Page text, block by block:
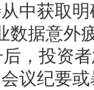
中获取
数据意外
，投资
议纪要